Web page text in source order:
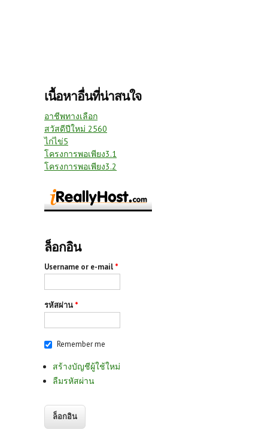
เนื้อหาอื่นที่น่าสนใจ
อาชีพทางเลือก
สวัสดีปีใหม่ 2560
ไก่ไข่5
โครงการพอเพียง3.1
โครงการพอเพียง3.2
ล็อกอิน
Username or e-mail *
รหัสผ่าน *
Remember me
สร้างบัญชีผู้ใช้ใหม่
ลืมรหัสผ่าน